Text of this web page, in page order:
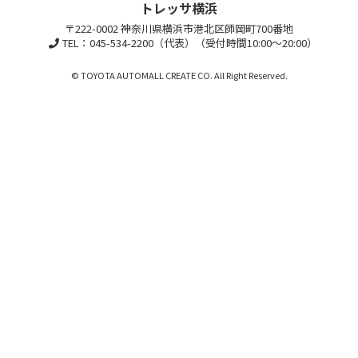
トレッサ横浜
〒222-0002 神奈川県横浜市港北区師岡町700番地
TEL：045-534-2200（代表）（受付時間10:00～20:00）
© TOYOTA AUTOMALL CREATE CO. All Right Reserved.